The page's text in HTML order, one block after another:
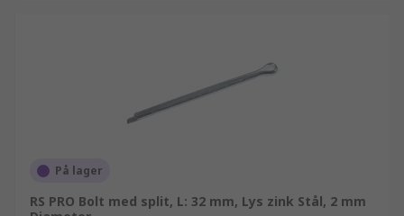
På lager
RS PRO Bolt med split, L: 32 mm, Lys zink Stål, 2 mm